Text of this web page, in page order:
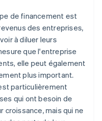
de financement est
des entreprises,
à diluer leurs
que l'entreprise
elle peut également
plus important.
particulièrement
qui ont besoin de
croissance, mais qui ne